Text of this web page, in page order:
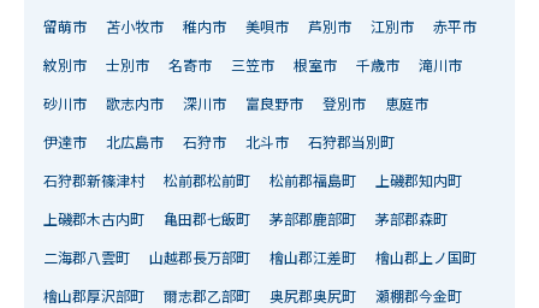
留萌市 苫小牧市 稚内市 美唄市 芦別市 江別市 赤平市
紋別市 士別市 名寄市 三笠市 根室市 千歳市 滝川市
砂川市 歌志内市 深川市 富良野市 登別市 恵庭市
伊達市 北広島市 石狩市 北斗市 石狩郡当別町
石狩郡新篠津村 松前郡松前町 松前郡福島町 上磯郡知内町
上磯郡木古内町 亀田郡七飯町 茅部郡鹿部町 茅部郡森町
二海郡八雲町 山越郡長万部町 檜山郡江差町 檜山郡上ノ国町
檜山郡厚沢部町 爾志郡乙部町 奥尻郡奥尻町 瀬棚郡今金町